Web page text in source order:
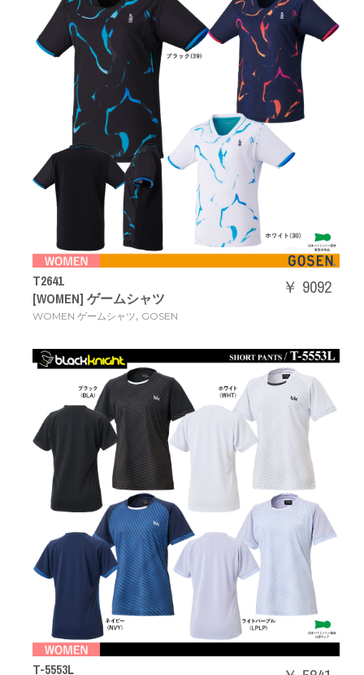
T2641
[WOMEN] ゲームシャツ
WOMEN ゲームシャツ, GOSEN
￥ 9092
T-5553L